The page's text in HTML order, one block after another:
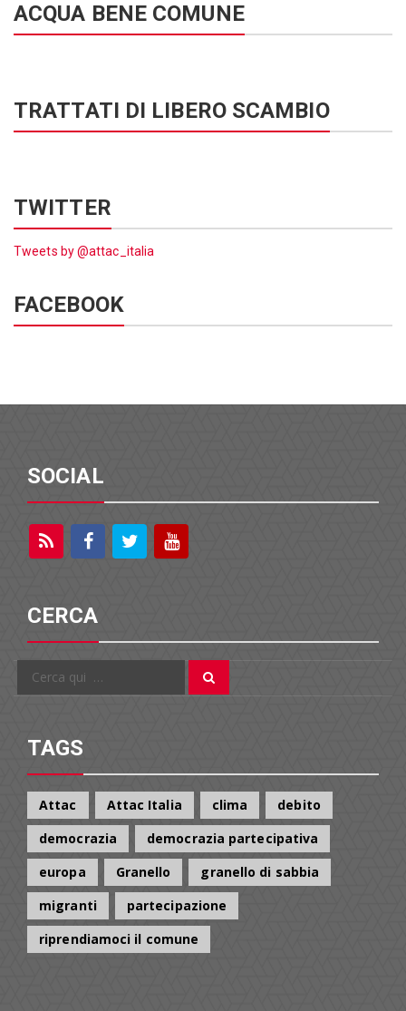
ACQUA BENE COMUNE
TRATTATI DI LIBERO SCAMBIO
TWITTER
Tweets by @attac_italia
FACEBOOK
SOCIAL
CERCA
Cerca
TAGS
Attac Attac Italia clima
debito
democrazia
democrazia partecipativa
europa
Granello
granello di sabbia
migranti
partecipazione
riprendiamoci il comune